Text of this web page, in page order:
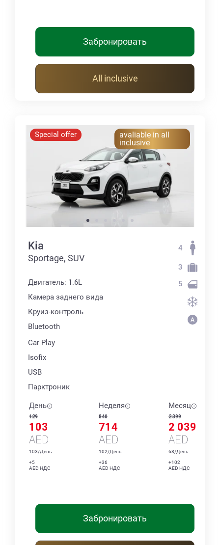
Забронировать
All inclusive
Special offer
avaliable in all
inclusive
Kia
Sportage, SUV
Двигатель: 1.6L
Камера заднего вида
Круиз-контроль
Bluetooth
Car Play
Isofix
USB
Парктроник
4
3
5
День
129
103
AED
103/День
+5
AED НДС
Неделя
840
714
AED
102/День
+36
AED НДС
Месяц
2 399
2 039
AED
68/День
+102
AED НДС
Забронировать